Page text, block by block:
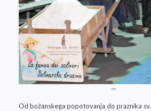
—
Od božanskega popotovanja do praznika